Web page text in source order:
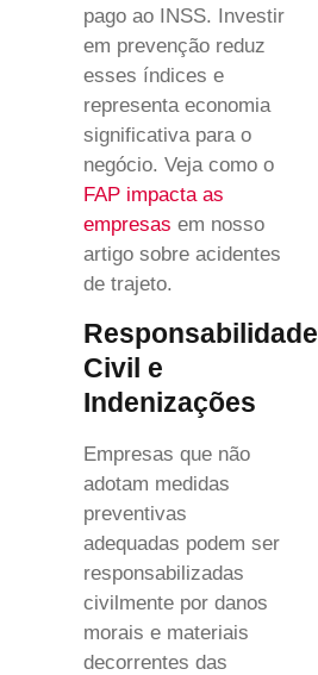
pago ao INSS. Investir
em prevenção reduz
esses índices e
representa economia
significativa para o
negócio. Veja como o
FAP impacta as
empresas em nosso
artigo sobre acidentes
de trajeto.
Responsabilidade
Civil e
Indenizações
Empresas que não
adotam medidas
preventivas
adequadas podem ser
responsabilizadas
civilmente por danos
morais e materiais
decorrentes das